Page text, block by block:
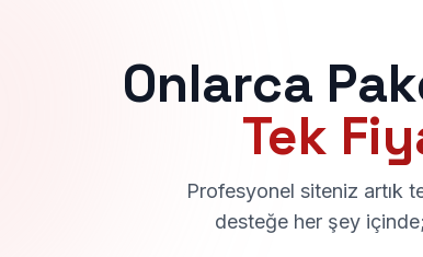
Onlarca
Tek
Profesyonel siteniz artık
desteğe her şey